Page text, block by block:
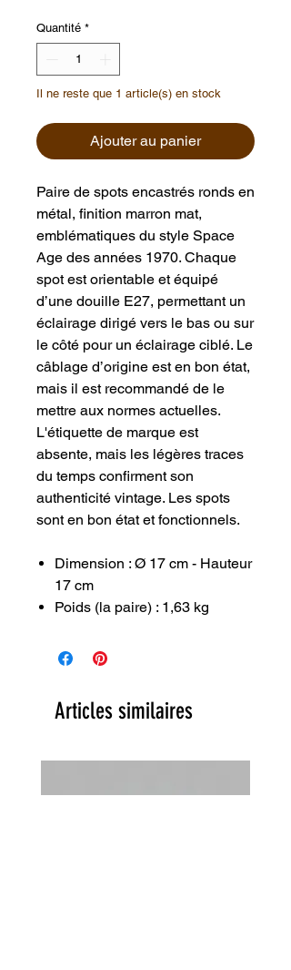
Quantité *
Il ne reste que 1 article(s) en stock
Ajouter au panier
Paire de spots encastrés ronds en
métal, finition marron mat,
emblématiques du style Space
Age des années 1970. Chaque
spot est orientable et équipé
d’une douille E27, permettant un
éclairage dirigé vers le bas ou sur
le côté pour un éclairage ciblé. Le
câblage d’origine est en bon état,
mais il est recommandé de le
mettre aux normes actuelles.
L'étiquette de marque est
absente, mais les légères traces
du temps confirment son
authenticité vintage. Les spots
sont en bon état et fonctionnels.
Dimension : Ø 17 cm - Hauteur
17 cm
Poids (la paire) : 1,63 kg
Articles similaires